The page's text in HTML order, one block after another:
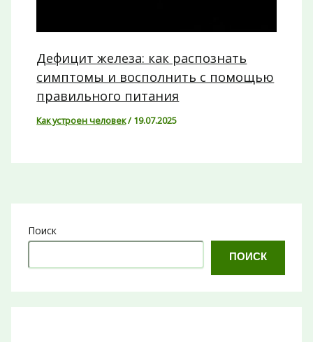
Дефицит железа: как распознать
симптомы и восполнить с помощью
правильного питания
Как устроен человек/ 19.07.2025
Поиск
ПОИСК